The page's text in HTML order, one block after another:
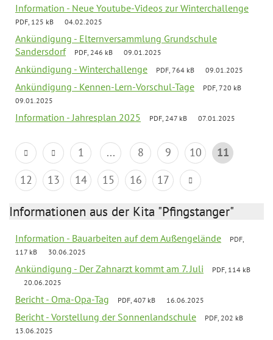
Information - Neue Youtube-Videos zur Winterchallenge
PDF, 125 kB 04.02.2025
Ankündigung - Elternversammlung Grundschule
Sandersdorf
PDF, 246 kB 09.01.2025
Ankündigung - Winterchallenge PDF, 764 kB 09.01.2025
Ankündigung - Kennen-Lern-Vorschul-Tage
PDF, 720 kB
09.01.2025
Information - Jahresplan 2025 PDF, 247 kB 07.01.2025
1 ... 8 9 10
11
12
13 14 15 16 17
Informationen aus der Kita "Pfingstanger"
Information - Bauarbeiten auf dem Außengelände
PDF,
117 kB
30.06.2025
Ankündigung - Der Zahnarzt kommt am 7. Juli
PDF, 114 kB
20.06.2025
Bericht - Oma-Opa-Tag PDF, 407 kB 16.06.2025
Bericht - Vorstellung der Sonnenlandschule
PDF, 202 kB
13.06.2025